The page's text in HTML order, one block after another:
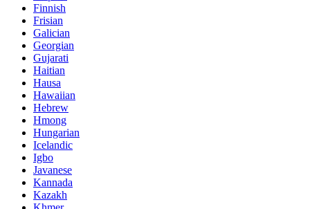
Finnish
Frisian
Galician
Georgian
Gujarati
Haitian
Hausa
Hawaiian
Hebrew
Hmong
Hungarian
Icelandic
Igbo
Javanese
Kannada
Kazakh